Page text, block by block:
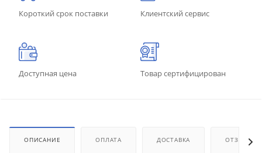
Короткий срок поставки Клиентский сервис
Доступная цена Товар сертифицирован
ОПИСАНИЕ ОПЛАТА ДОСТАВКА ОТЗЫВЫ